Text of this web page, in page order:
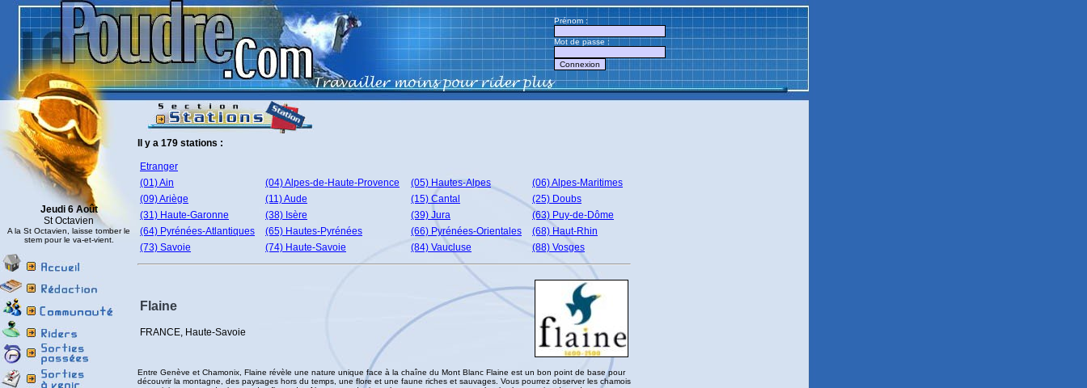
Prénom :
Mot de passe :
Jeudi 6 Août
St Octavien
A la St Octavien, laisse tomber le
stem pour le va-et-vient.
Il y a 179 stations :
Etranger
(01) Ain
(04) Alpes-de-Haute-Provence (05) Hautes-Alpes
(06) Alpes-Maritimes
(09) Ariège
(11) Aude (15) Cantal
(25) Doubs
(31) Haute-Garonne
(38) Isère (39) Jura
(63) Puy-de-Dôme
(64) Pyrénées-Atlantiques
(65) Hautes-Pyrénées (66) Pyrénées-Orientales
(68) Haut-Rhin
(73) Savoie
(74) Haute-Savoie (84) Vaucluse (88) Vosges
Flaine
FRANCE, Haute-Savoie
Entre Genève et Chamonix, Flaine révèle une nature unique face à la chaîne du Mont Blanc Flaine est un bon point de base pour
découvrir la montagne, des paysages hors du temps, une flore et une faune riches et sauvages. Vous pourrez observer les chamois